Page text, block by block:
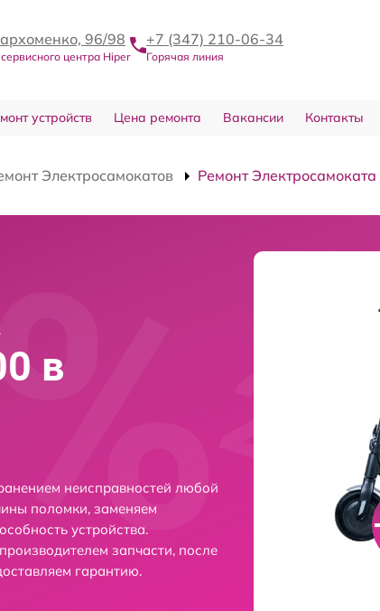
96/98
центра Hiper
+7 (347) 210-06-34
Горячая линия
устройств Цена ремонта Вакансии Контакты
Электросамокатов Ремонт
в
неисправностей любой
поломки, заменяем
устройства.
запчасти, после
гарантию.